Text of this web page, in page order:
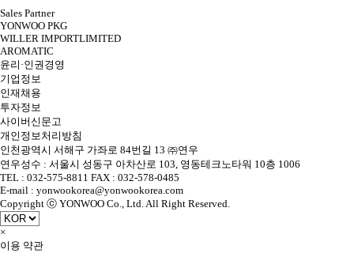
Sales Partner
YONWOO PKG
WILLER IMPORTLIMITED
AROMATIC
윤리·인권경영
기업정보
인재채용
투자정보
사이버신문고
개인정보처리방침
인천광역시 서해구 가좌로 84번길 13 ㈜연우
연우성수 : 서울시 성동구 아차산로 103, 영동테크노타워 10층 1006
TEL : 032-575-8811 FAX : 032-578-0485
E-mail : yonwookorea@yonwookorea.com
Copyright ⓒ YONWOO Co., Ltd. All Right Reserved.
×
이용 약관